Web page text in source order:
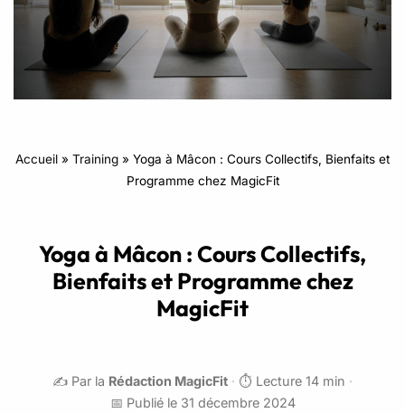
Accueil » Training » Yoga à Mâcon : Cours Collectifs, Bienfaits et
Programme chez MagicFit
Yoga à Mâcon : Cours Collectifs,
Bienfaits et Programme chez
MagicFit
✍️ Par la Rédaction MagicFit · ⏱️ Lecture 14 min ·
📅 Publié le 31 décembre 2024